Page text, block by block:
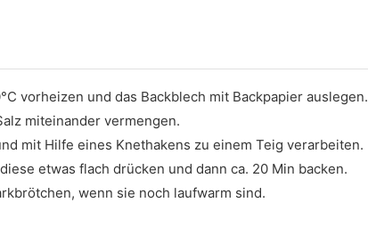
vorheizen und das Backblech mit Backpapier auslegen.
miteinander vermengen.
mit Hilfe eines Knethakens zu einem Teig verarbeiten.
etwas flach drücken und dann ca. 20 Min backen.
wenn sie noch laufwarm sind.